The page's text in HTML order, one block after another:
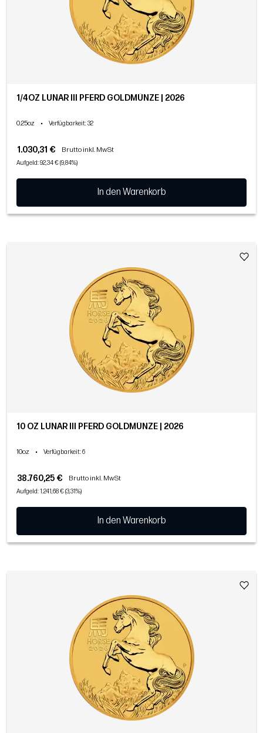
1/4OZ LUNAR III PFERD GOLDMÜNZE | 2026
0.25oz • Verfügbarkeit: 32
1.030,31 € Brutto inkl. MwSt
Aufgeld: 92,34 € (9,84%)
In den Warenkorb
10 OZ LUNAR III PFERD GOLDMÜNZE | 2026
10oz • Verfügbarkeit: 6
38.760,25 € Brutto inkl. MwSt
Aufgeld: 1.241,68 € (3,31%)
In den Warenkorb